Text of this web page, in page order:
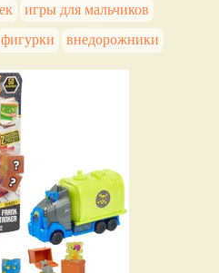
игры для мальчиков
фигурки внедорожники